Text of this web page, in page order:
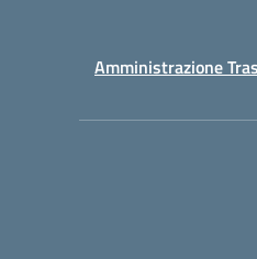
Amministrazione